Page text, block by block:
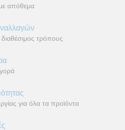
απόθεμα
τρόπους
για όλα τα προϊόντα